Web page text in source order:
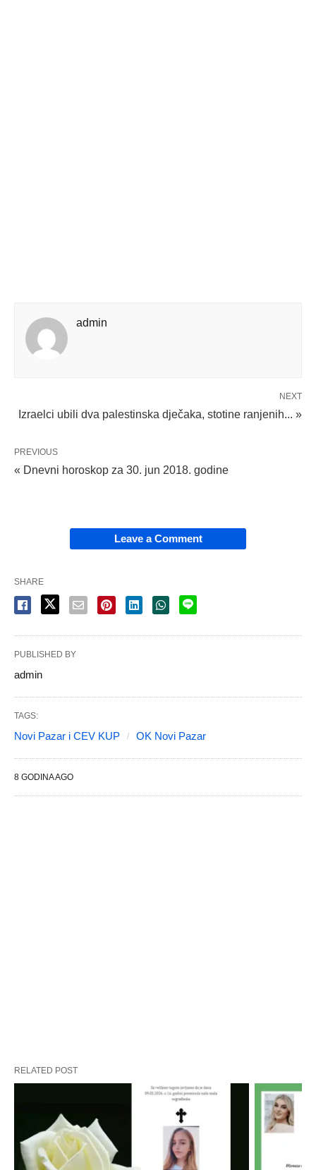
admin
NEXT
Izraelci ubili dva palestinska dječaka, stotine ranjenih... »
PREVIOUS
« Dnevni horoskop za 30. jun 2018. godine
Leave a Comment
SHARE
PUBLISHED BY
admin
TAGS:
Novi Pazar i CEV KUP OK Novi Pazar
8 GODINA AGO
RELATED POST